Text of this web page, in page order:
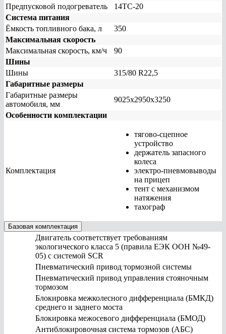
Предпусковой подогреватель
14ТС-20
Система питания
Ёмкость топливного бака, л
350
Максимальная скорость
Максимальная скорость, км/ч
90
Шины
Шины
315/80 R22,5
Габаритные размеры
Габаритные размеры
автомобиля, мм
9025х2950х3250
Особенности комплектации
Комплектация
тягово-сцепное
устройство
держатель запасного
колеса
электро-пневмовыводы
на прицеп
тент с механизмом
натяжения
тахограф
Базовая комплектация
Двигатель соответствует требованиям
экологического класса 5 (правила ЕЭК ООН №49-
05) с системой SCR
Пневматический привод тормозной системы
Пневматический привод управления стояночным
тормозом
Блокировка межколесного дифференциала (БМКД)
среднего и заднего моста
Блокировка межосевого дифференциала (БМОД)
Антиблокировочная система тормозов (АБС)